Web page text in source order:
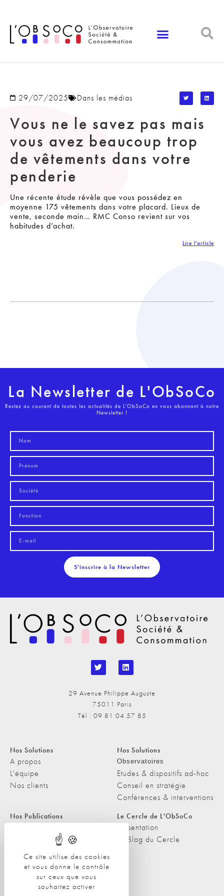
Ce site utilise des cookies
et vous donne le contrôle
sur ceux que vous
souhaitez activer
29/07/2025 Dans les médias
Vous ne le savez pas mais
vous avez beaucoup trop
de vêtements dans votre
penderie
Une récente étude révèle que vous possédez en
moyenne 175 vêtements dans votre placard. Lieux de
vente, seconde main… RMC Conso revient sur vos
habitudes d’achat.
Lire l'article
La Newsletter de L'ObSoCo
Restez au courant de toutes les actualités de L'ObSoCo en vous abonnant à notre
Newsletter !
S'inscrire à la Newsletter
29 Avenue Philippe Auguste
75011 Paris
Tél : 09 81 04 57 85
Nos Solutions
A propos
L'équipe
Nos clients
Nos Solutions
Observatoires
Etudes & dispositifs ad-hoc
Conseil en stratégie
Conférences & interventions
Nos Publications
Les Podcasts de L'ObSoCo
L'ObSoCo dans les médias
Le Cercle de L'ObSoCo
Présentation
Le Blog du Cercle
Contacts
Nous contacter